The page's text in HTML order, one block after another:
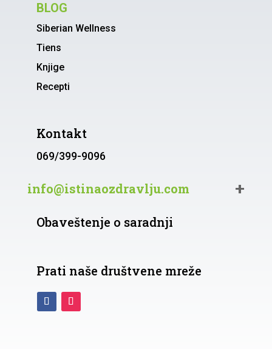
BLOG
Siberian Wellness
Tiens
Knjige
Recepti
Kontakt
069/399-9096
info@istinaozdravlju.com
Obaveštenje o saradnji
Prati naše društvene mreže